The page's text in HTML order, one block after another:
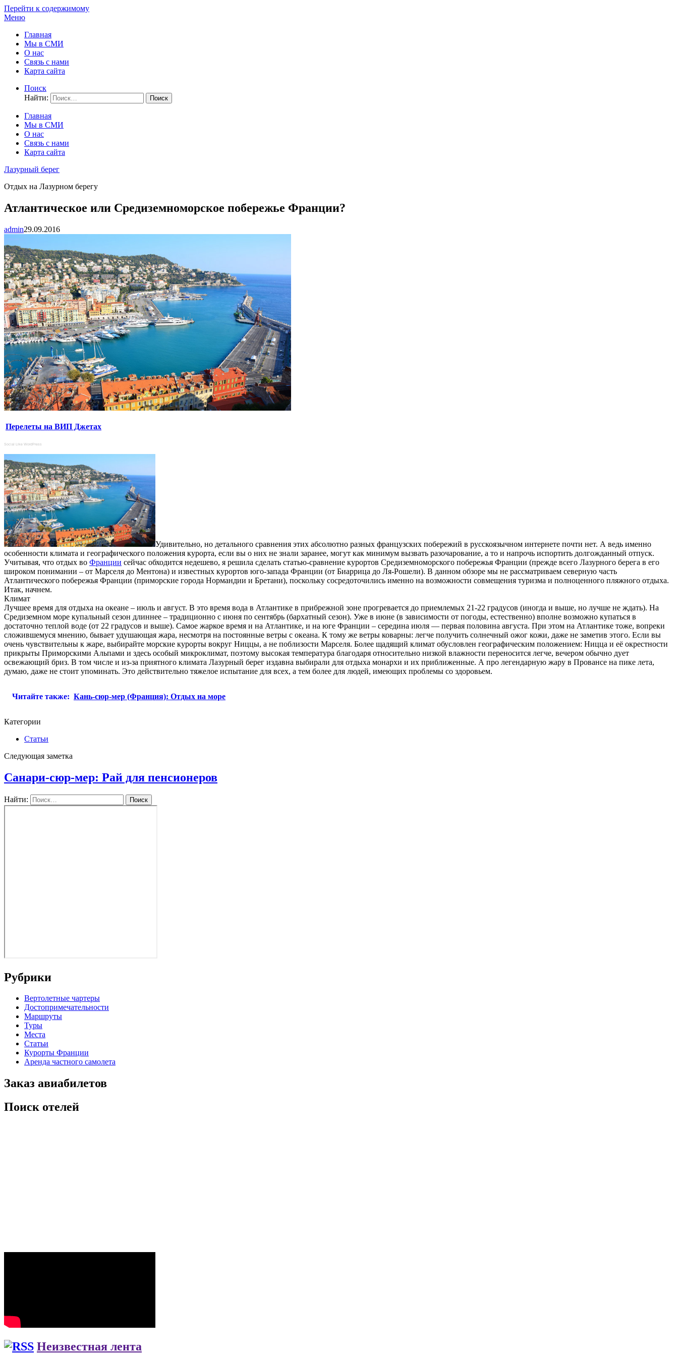
Перейти к содержимому
Меню
Главная
Мы в СМИ
О нас
Связь с нами
Карта сайта
Поиск
Найти:
Главная
Мы в СМИ
О нас
Связь с нами
Карта сайта
Лазурный берег
Отдых на Лазурном берегу
Атлантическое или Средиземноморское побережье Франции?
admin29.09.2016
Перелеты на ВИП Джетах
Social Like WordPress
Удивительно, но детального сравнения этих абсолютно разных французских побережий в русскоязычном интернете почти нет. А ведь именно
особенности климата и географического положения курорта, если вы о них не знали заранее, могут как минимум вызвать разочарование, а то и напрочь испортить долгожданный отпуск.
Учитывая, что отдых во Франции сейчас обходится недешево, я решила сделать статью-сравнение курортов Средиземноморского побережья Франции (прежде всего Лазурного берега в его
широком понимании – от Марселя до Ментона) и известных курортов юго-запада Франции (от Биаррица до Ля-Рошели). В данном обзоре мы не рассматриваем северную часть
Атлантического побережья Франции (приморские города Нормандии и Бретани), поскольку сосредоточились именно на возможности совмещения туризма и полноценного пляжного отдыха.
Итак, начнем.
Климат
Лучшее время для отдыха на океане – июль и август. В это время вода в Атлантике в прибрежной зоне прогревается до приемлемых 21-22 градусов (иногда и выше, но лучше не ждать). На
Средиземном море купальный сезон длиннее – традиционно с июня по сентябрь (бархатный сезон). Уже в июне (в зависимости от погоды, естественно) вполне возможно купаться в
достаточно теплой воде (от 22 градусов и выше). Самое жаркое время и на Атлантике, и на юге Франции – середина июля — первая половина августа. При этом на Атлантике тоже, вопреки
сложившемуся мнению, бывает удушающая жара, несмотря на постоянные ветры с океана. К тому же ветры коварны: легче получить солнечный ожог кожи, даже не заметив этого. Если вы
очень чувствительны к жаре, выбирайте морские курорты вокруг Ниццы, а не поблизости Марселя. Более щадящий климат обусловлен географическим положением: Ницца и её окрестности
прикрыты Приморскими Альпами и здесь особый микроклимат, поэтому высокая температура благодаря относительно низкой влажности переносится легче, вечером обычно дует
освежающий бриз. В том числе и из-за приятного климата Лазурный берег издавна выбирали для отдыха монархи и их приближенные. А про легендарную жару в Провансе на пике лета,
думаю, даже не стоит упоминать. Это действительно тяжелое испытание для всех, а тем более для людей, имеющих проблемы со здоровьем.
Читайте также: Кань-сюр-мер (Франция): Отдых на море
Категории
Статьи
Следующая заметка
Санари-сюр-мер: Рай для пенсионеров
Найти:
Рубрики
Вертолетные чартеры
Достопримечательности
Маршруты
Туры
Места
Статьи
Курорты Франции
Аренда частного самолета
Заказ авиабилетов
Поиск отелей
Неизвестная лента